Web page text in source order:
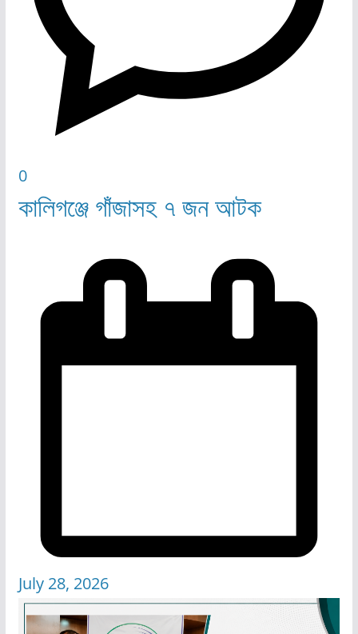
0
কালিগঞ্জে গাঁজাসহ ৭ জন আটক
July 28, 2026